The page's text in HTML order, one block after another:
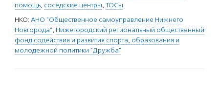
помощь, соседские центры, ТОСы
НКО: АНО "Общественное самоуправление Нижнего
Новгорода", Нижегородский региональный общественный
фонд содействия и развития спорта, образования и
молодежной политики "Дружба"